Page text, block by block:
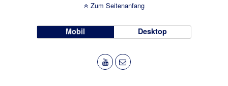
Zum Seitenanfang
Mobil Desktop